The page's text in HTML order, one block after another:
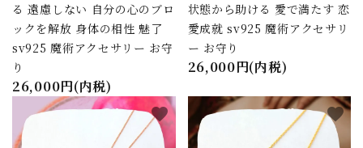
る 遠慮しない 自分の心のブロ
ックを解放 身体の相性 魅了
sv925 魔術アクセサリー お守
り
26,000円(内税)
状態から助ける 愛で満たす 恋
愛成就 sv925 魔術アクセサリ
ー お守り
26,000円(内税)
favorite favorite